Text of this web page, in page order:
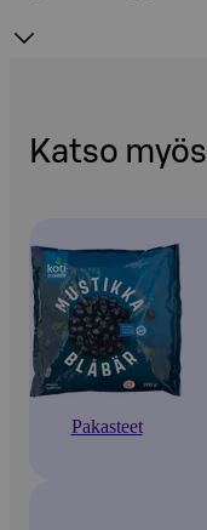
Katso myös
Pakasteet